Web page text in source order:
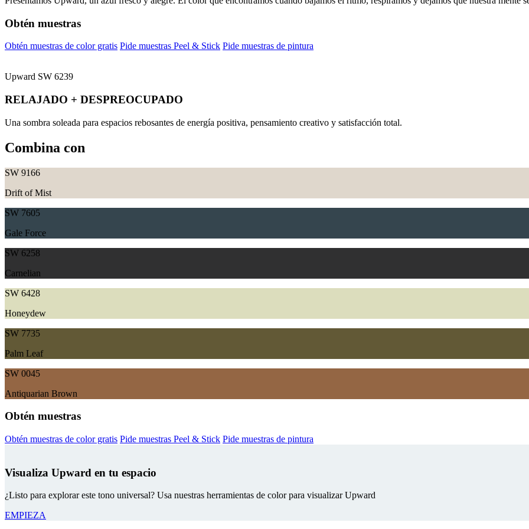
Obtén muestras
Obtén muestras de color gratis Pide muestras Peel & Stick Pide muestras de pintura
Upward SW 6239
RELAJADO + DESPREOCUPADO
Una sombra soleada para espacios rebosantes de energía positiva, pensamiento creativo y satisfacción total.
Combina con
SW 9166
Drift of Mist
SW 7605
Gale Force
SW 6258
Carnelian
SW 6428
Honeydew
SW 7735
Palm Leaf
SW 0045
Antiquarian Brown
Obtén muestras
Obtén muestras de color gratis Pide muestras Peel & Stick Pide muestras de pintura
Visualiza Upward en tu espacio
¿Listo para explorar este tono universal? Usa nuestras herramientas de color para visualizar Upward
EMPIEZA